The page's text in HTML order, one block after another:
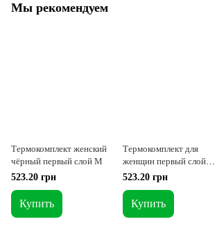
Мы рекомендуем
Термокомплект женский
чёрный первый слой M
523.20 грн
Купить
Термокомплект для
женщин первый слой
бежевый M
523.20 грн
Купить